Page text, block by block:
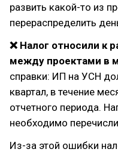
развить какой-то из
перераспределить
❌ Налог относили к
между проектами в
справки: ИП на УСН
квартал, в течение
отчетного периода.
необходимо
Из-за этой ошибки